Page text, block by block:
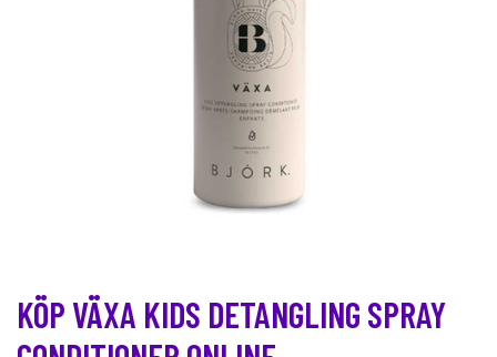
KÖP VÄXA KIDS DETANGLING SPRAY